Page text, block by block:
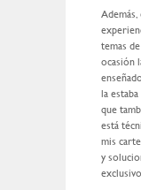
temas
ocasión
la
que
está
mis
y